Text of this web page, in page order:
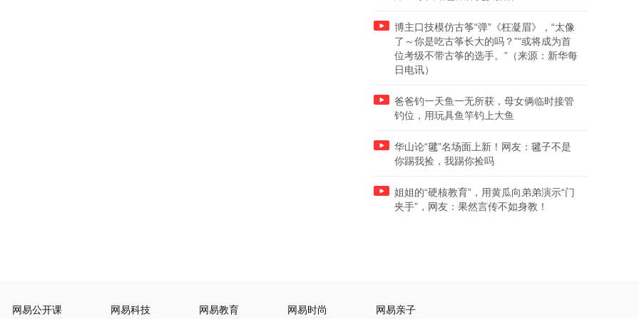
博主口技模仿古筝“弹”《枉凝眉》，“太像
了～你是吃古筝长大的吗？”“或将成为首
位考级不带古筝的选手。”（来源：新华每
日电讯）
爸爸钓一天鱼一无所获，母女俩临时接管
钓位，用玩具鱼竿钓上大鱼
华山论“毽”名场面上新！网友：毽子不是
你踢我捡，我踢你捡吗
姐姐的“硬核教育”，用黄瓜向弟弟演示“门
夹手”，网友：果然言传不如身教！
网易公开课 网易科技 网易教育 网易时尚 网易亲子